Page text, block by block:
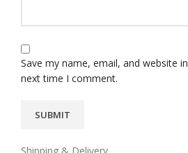
Save my name, email, and website
next time I comment.